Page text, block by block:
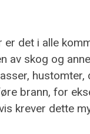
det i alle
av skog og
brann, for
krever dette